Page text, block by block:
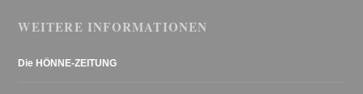
WEITERE INFORMATIONEN
Die HÖNNE-ZEITUNG